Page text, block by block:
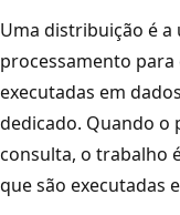
Uma distribuição é
processamento
executadas em
dedicado. Quando o
consulta, o trabalho
que são executadas